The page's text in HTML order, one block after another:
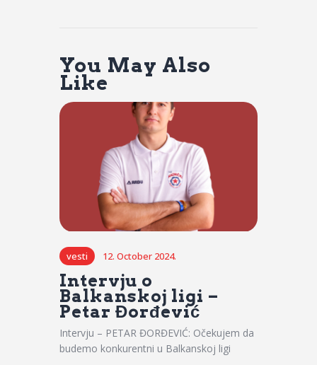
You May Also
Like
vesti 12. October 2024.
Intervju o
Balkanskoj ligi –
Petar Đorđević
Intervju – PETAR ĐORĐEVIĆ: Očekujem da
budemo konkurentni u Balkanskoj ligi